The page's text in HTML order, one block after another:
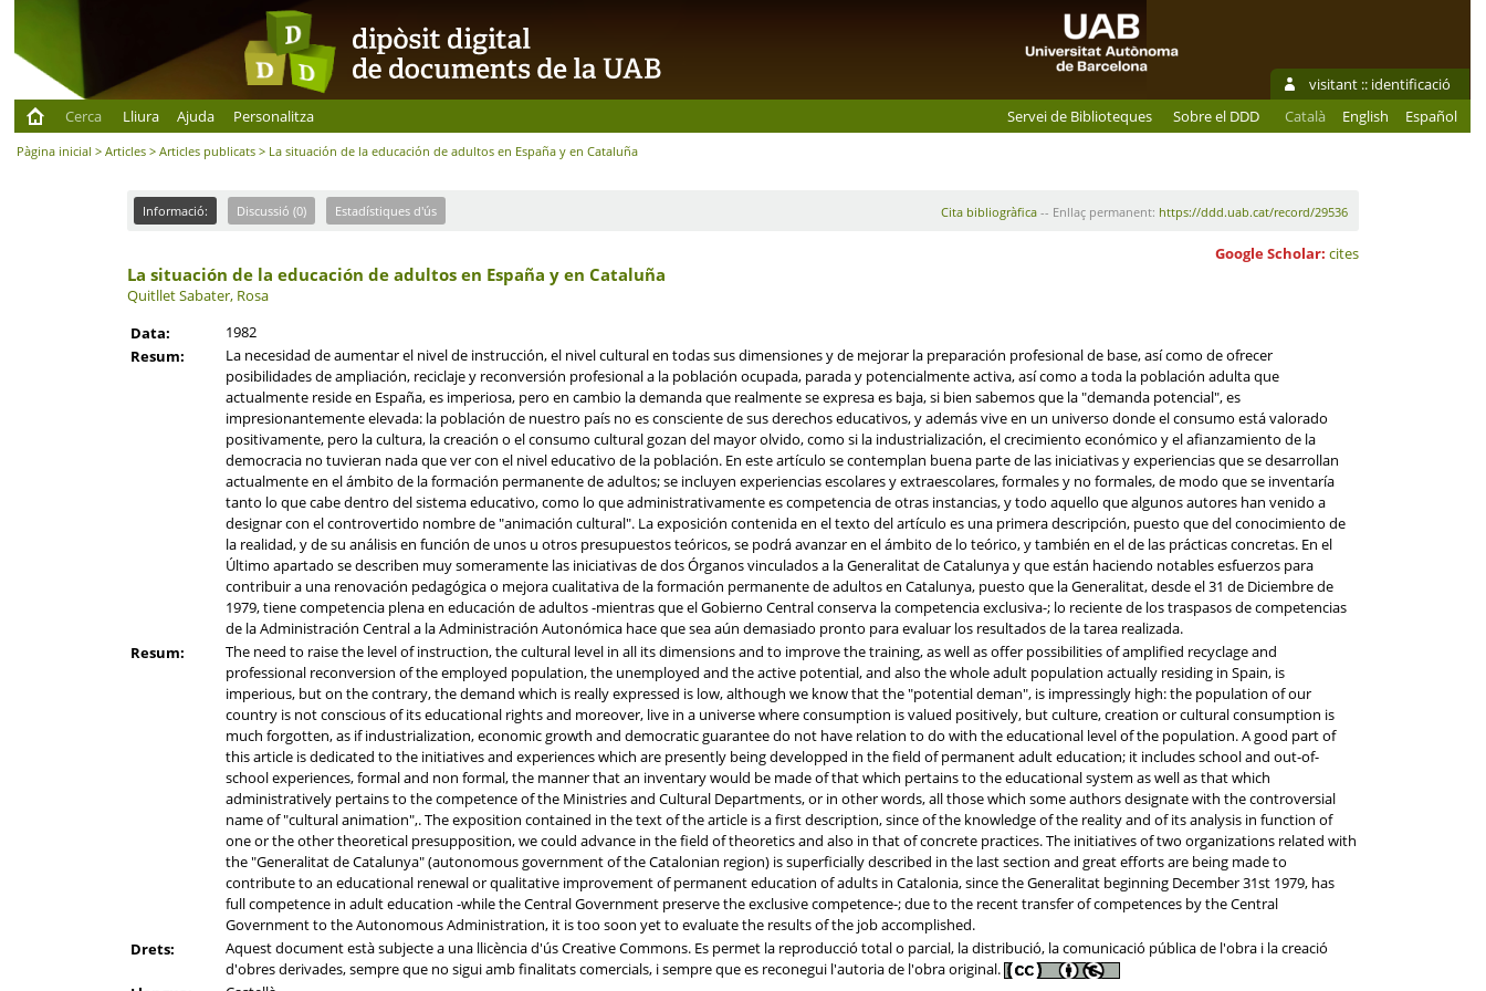
visitant :: identificació
Cerca
Lliura Ajuda Personalitza Servei de Biblioteques Sobre el DDD Català English Español
Pàgina inicial >Articles >Articles publicats > La situación de la educación de adultos en España y en Cataluña
Informació: Discussió (0) Estadístiques d'ús Cita bibliogràfica-- Enllaç permanent: https://ddd.uab.cat/record/29536
Google Scholar: cites
La situación de la educación de adultos en España y en Cataluña
Quitllet Sabater, Rosa
Data:
1982
Resum:
La necesidad de aumentar el nivel de instrucción, el nivel cultural en todas sus dimensiones y de mejorar la preparación profesional de base, así como de ofrecer
posibilidades de ampliación, reciclaje y reconversión profesional a la población ocupada, parada y potencialmente activa, así como a toda la población adulta que
actualmente reside en España, es imperiosa, pero en cambio la demanda que realmente se expresa es baja, si bien sabemos que la "demanda potencial", es
impresionantemente elevada: la población de nuestro país no es consciente de sus derechos educativos, y además vive en un universo donde el consumo está valorado
positivamente, pero la cultura, la creación o el consumo cultural gozan del mayor olvido, como si la industrialización, el crecimiento económico y el afianzamiento de la
democracia no tuvieran nada que ver con el nivel educativo de la población. En este artículo se contemplan buena parte de las iniciativas y experiencias que se desarrollan
actualmente en el ámbito de la formación permanente de adultos; se incluyen experiencias escolares y extraescolares, formales y no formales, de modo que se inventaría
tanto lo que cabe dentro del sistema educativo, como lo que administrativamente es competencia de otras instancias, y todo aquello que algunos autores han venido a
designar con el controvertido nombre de "animación cultural". La exposición contenida en el texto del artículo es una primera descripción, puesto que del conocimiento de
la realidad, y de su análisis en función de unos u otros presupuestos teóricos, se podrá avanzar en el ámbito de lo teórico, y también en el de las prácticas concretas. En el
Último apartado se describen muy someramente las iniciativas de dos Órganos vinculados a la Generalitat de Catalunya y que están haciendo notables esfuerzos para
contribuir a una renovación pedagógica o mejora cualitativa de la formación permanente de adultos en Catalunya, puesto que la Generalitat, desde el 31 de Diciembre de
1979, tiene competencia plena en educación de adultos -mientras que el Gobierno Central conserva la competencia exclusiva-; lo reciente de los traspasos de competencias
de la Administración Central a la Administración Autonómica hace que sea aún demasiado pronto para evaluar los resultados de la tarea realizada.
Resum:
The need to raise the level of instruction, the cultural level in all its dimensions and to improve the training, as well as offer possibilities of amplified recyclage and
professional reconversion of the employed population, the unemployed and the active potential, and also the whole adult population actually residing in Spain, is
imperious, but on the contrary, the demand which is really expressed is low, although we know that the "potential deman", is impressingly high: the population of our
country is not conscious of its educational rights and moreover, live in a universe where consumption is valued positively, but culture, creation or cultural consumption is
much forgotten, as if industrialization, economic growth and democratic guarantee do not have relation to do with the educational level of the population. A good part of
this article is dedicated to the initiatives and experiences which are presently being developped in the field of permanent adult education; it includes school and out-of-
school experiences, formal and non formal, the manner that an inventary would be made of that which pertains to the educational system as well as that which
administratively pertains to the competence of the Ministries and Cultural Departments, or in other words, all those which some authors designate with the controversial
name of "cultural animation",. The exposition contained in the text of the article is a first description, since of the knowledge of the reality and of its analysis in function of
one or the other theoretical presupposition, we could advance in the field of theoretics and also in that of concrete practices. The initiatives of two organizations related with
the "Generalitat de Catalunya" (autonomous government of the Catalonian region) is superficially described in the last section and great efforts are being made to
contribute to an educational renewal or qualitative improvement of permanent education of adults in Catalonia, since the Generalitat beginning December 31st 1979, has
full competence in adult education -while the Central Government preserve the exclusive competence-; due to the recent transfer of competences by the Central
Government to the Autonomous Administration, it is too soon yet to evaluate the results of the job accomplished.
Drets:
Aquest document està subjecte a una llicència d'ús Creative Commons. Es permet la reproducció total o parcial, la distribució, la comunicació pública de l'obra i la creació
d'obres derivades, sempre que no sigui amb finalitats comercials, i sempre que es reconegui l'autoria de l'obra original.